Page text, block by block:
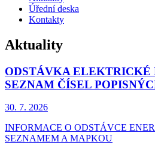
Úřední deska
Kontakty
Aktuality
ODSTÁVKA ELEKTRICKÉ
SEZNAM ČÍSEL
30. 7. 2026
INFORMACE O ODSTÁVCE
SEZNAMEM A MAPKOU